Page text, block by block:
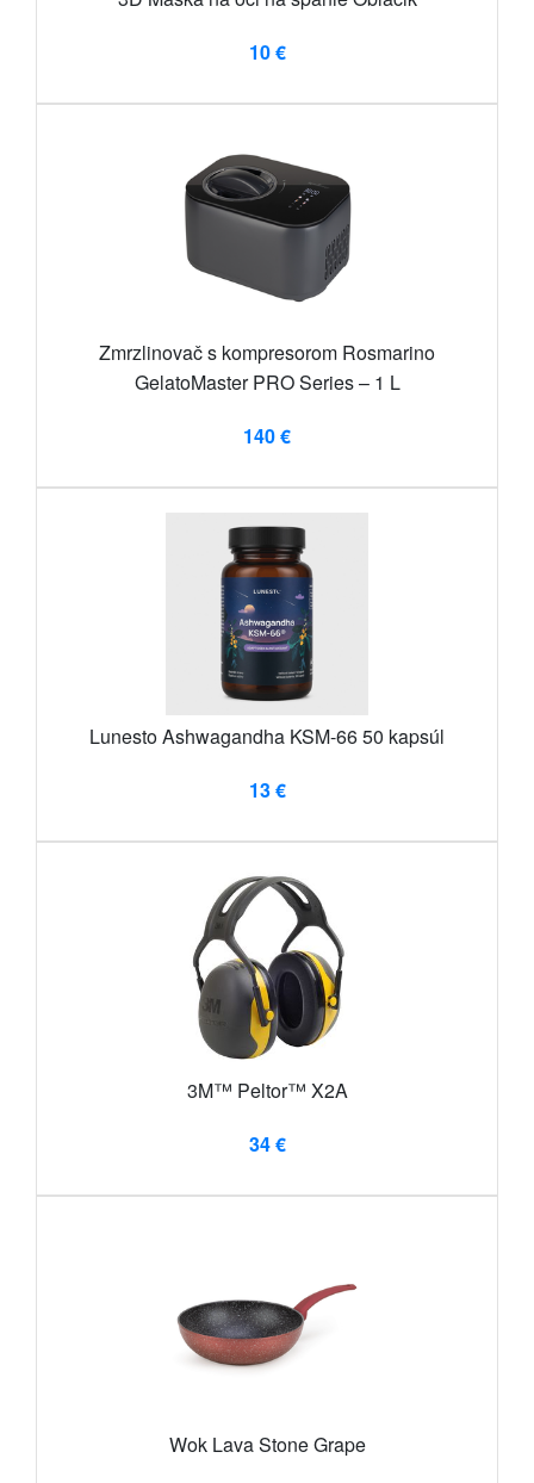
10 €
Zmrzlinovač s kompresorom Rosmarino
GelatoMaster PRO Series – 1 L
140 €
Lunesto Ashwagandha KSM-66 50 kapsúl
13 €
3M™ Peltor™ X2A
34 €
Wok Lava Stone Grape